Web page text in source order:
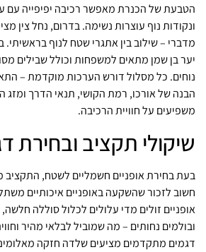
הטבעת של הכנרת מאפשר רכיבה יפיפייה עם
ונקודות נוף עוצרות נשימה. בדרום, נחל צין
מדברי – שילוב בין אתגרי שטח לנוף
יער בן שמן מתאים למשפחות וכולל שבילים
נוחים. כל מסלול דורש הערכות מוקדמת –
הבנה של אורכו, רמת הקושי, תנאי הדרך ומזג
משפיעים על חוויית הרכיבה.
שיקולי תקציב ובחירת
בעת בחירת אופניים חשמליים לשטח,
חשוב לזכור שהשקעה באופניים איכותיים
אופניים זולים מדי עלולים לכלול סוללה
ובולמים נחותים – מה שמוביל לבלאי מהיר
דגמים מתקדמים מציעים שלדה חזקה